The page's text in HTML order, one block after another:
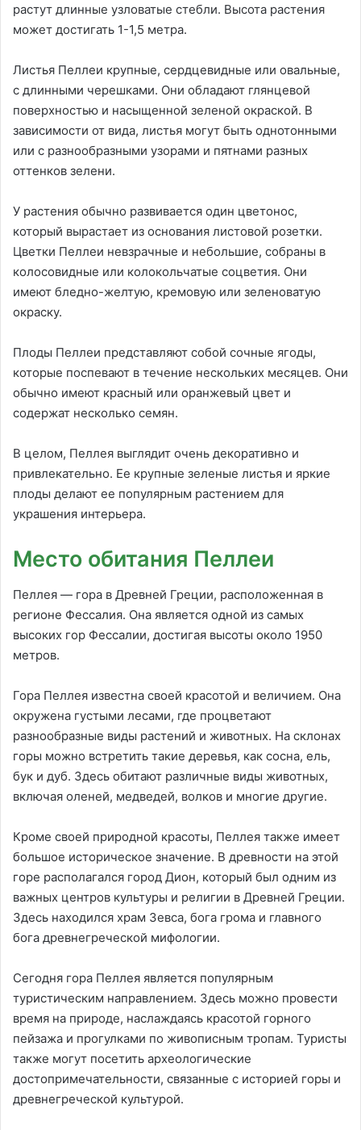
растут длинные узловатые стебли. Высота растения
может достигать 1-1,5 метра.
Листья Пеллеи крупные, сердцевидные или овальные,
с длинными черешками. Они обладают глянцевой
поверхностью и насыщенной зеленой окраской. В
зависимости от вида, листья могут быть однотонными
или с разнообразными узорами и пятнами разных
оттенков зелени.
У растения обычно развивается один цветонос,
который вырастает из основания листовой розетки.
Цветки Пеллеи невзрачные и небольшие, собраны в
колосовидные или колокольчатые соцветия. Они
имеют бледно-желтую, кремовую или зеленоватую
окраску.
Плоды Пеллеи представляют собой сочные ягоды,
которые поспевают в течение нескольких месяцев. Они
обычно имеют красный или оранжевый цвет и
содержат несколько семян.
В целом, Пеллея выглядит очень декоративно и
привлекательно. Ее крупные зеленые листья и яркие
плоды делают ее популярным растением для
украшения интерьера.
Место обитания Пеллеи
Пеллея — гора в Древней Греции, расположенная в
регионе Фессалия. Она является одной из самых
высоких гор Фессалии, достигая высоты около 1950
метров.
Гора Пеллея известна своей красотой и величием. Она
окружена густыми лесами, где процветают
разнообразные виды растений и животных. На склонах
горы можно встретить такие деревья, как сосна, ель,
бук и дуб. Здесь обитают различные виды животных,
включая оленей, медведей, волков и многие другие.
Кроме своей природной красоты, Пеллея также имеет
большое историческое значение. В древности на этой
горе располагался город Дион, который был одним из
важных центров культуры и религии в Древней Греции.
Здесь находился храм Зевса, бога грома и главного
бога древнегреческой мифологии.
Сегодня гора Пеллея является популярным
туристическим направлением. Здесь можно провести
время на природе, наслаждаясь красотой горного
пейзажа и прогулками по живописным тропам. Туристы
также могут посетить археологические
достопримечательности, связанные с историей горы и
древнегреческой культурой.